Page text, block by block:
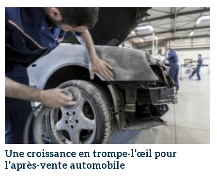
Une croissance en trompe-l’œil pour
l’après-vente automobile